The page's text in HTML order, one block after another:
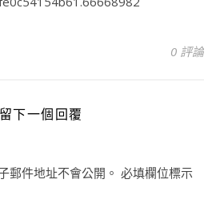
0 評論
留下一個回覆
郵件地址不會公開。 必填欄位標示